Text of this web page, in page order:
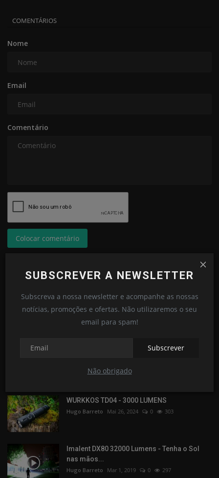
SUBSCREVER A NEWSLETTER
Subscreva a nossa newsletter e acompanhe as nossas
notícias, promoções e ofertas. Não utilizaremos o seu
email para spam!
Subscrever
Não obrigado
COMENTÁRIOS
Nome
Email
Comentário
Colocar comentário
NOTÍCIAS POPULARES
Este mês
WURKKOS TD01 - 2200 LUMENS - 1039
Hugo Barreto Dez 14, 2023
WURKKOS TD04 - 3000 LUMENS
Hugo Barreto Mai 26, 2024 0 303
Imalent DX80 32000 Lumens - Tenha o Sol
nas mãos...
Hugo Barreto Mar 1, 2019 0 297